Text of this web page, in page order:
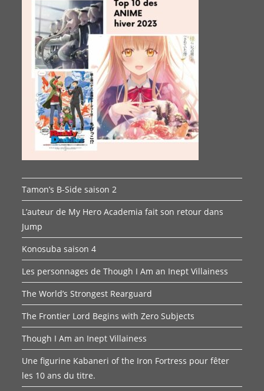
Tamon’s B-Side saison 2
L’auteur de My Hero Academia fait son retour dans
Jump
Konosuba saison 4
Les personnages de Though I Am an Inept Villainess
The World’s Strongest Rearguard
The Frontier Lord Begins with Zero Subjects
Though I Am an Inept Villainess
Une figurine Kabaneri of the Iron Fortress pour fêter
les 10 ans du titre.